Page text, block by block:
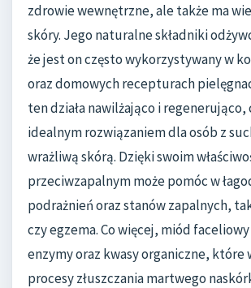
zdrowie wewnętrzne, ale także ma
skóry. Jego naturalne składniki
że jest on często wykorzystywany w
oraz domowych recepturach
ten działa nawilżająco i regenerująco,
idealnym rozwiązaniem dla osób z
wrażliwą skórą. Dzięki swoim
przeciwzapalnym może pomóc w
podrażnień oraz stanów zapalnych,
czy egzema. Co więcej, miód
enzymy oraz kwasy organiczne, które
procesy złuszczania martwego